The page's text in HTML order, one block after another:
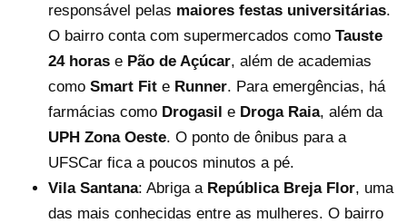
responsável pelas maiores festas universitárias.
O bairro conta com supermercados como Tauste
24 horase Pão de Açúcar, além de academias
como Smart Fite Runner. Para emergências, há
farmácias como Drogasil e Droga Raia, além da
UPH Zona Oeste. O ponto de ônibus para a
UFSCar fica a poucos minutos a pé.
Vila Santana: Abriga a República Breja Flor, uma
das mais conhecidas entre as mulheres. O bairro